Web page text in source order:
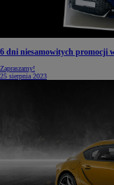
6 dni niesamowitych promocji
Zapraszamy!
25 sierpnia 2023